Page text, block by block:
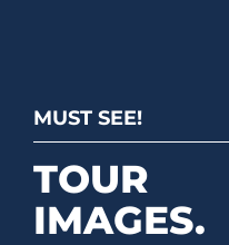
MUST SEE!
TOUR
IMAGES.